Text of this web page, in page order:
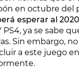
en octubre del
esperar al 2020
PS4, ya se sabe
Sin embargo,
a este juego